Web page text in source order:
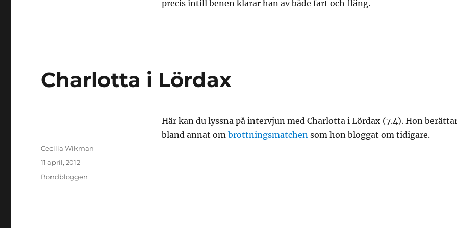
precis intill benen klarar han av både fart och fläng.
Charlotta i Lördax
Här kan du lyssna på intervjun med Charlotta i Lördax (7.4). Hon
bland annat om brottningsmatchensom hon bloggat om tidigare.
Författare
Cecilia Wikman
Publicerat
11 april, 2012
Kategorier
Bondbloggen